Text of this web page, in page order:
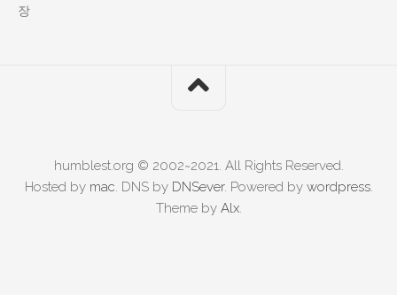
장
humblest.org © 2002~2021. All Rights Reserved.
Hosted by mac. DNS by DNSever. Powered by wordpress.
Theme by Alx.